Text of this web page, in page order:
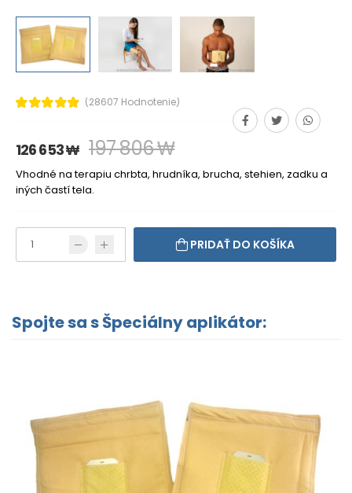
(28607 Hodnotenie)
126 653 ₩ 197 806 ₩
Vhodné na terapiu chrbta, hrudníka, brucha, stehien, zadku a
iných častí tela.
PRIDAŤ DO KOŠÍKA
Spojte sa s Špeciálny aplikátor: